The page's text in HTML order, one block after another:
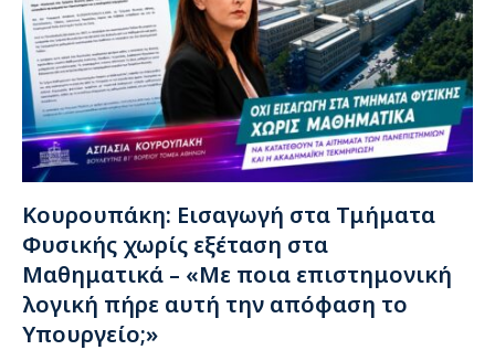
Κουρουπάκη: Εισαγωγή στα Τμήματα
Φυσικής χωρίς εξέταση στα
Μαθηματικά – «Με ποια επιστημονική
λογική πήρε αυτή την απόφαση το
Υπουργείο;»